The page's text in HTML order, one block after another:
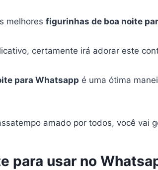
melhores figurinhas de boa noite
certamente irá adorar este
para Whatsapp é uma ótima
amado por todos, você vai
para usar no